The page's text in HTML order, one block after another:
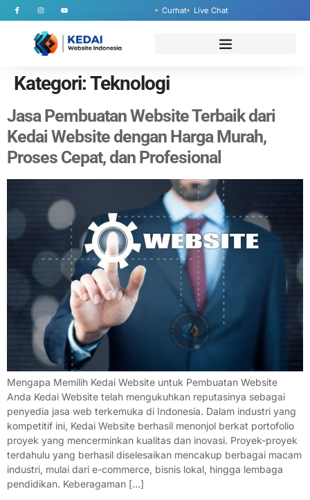
Curhat Live Chat
Kategori:Teknologi
Jasa Pembuatan Website Terbaik dari
Kedai Website dengan Harga Murah,
Proses Cepat, dan Profesional
Mengapa Memilih Kedai Website untuk Pembuatan Website
Anda Kedai Website telah mengukuhkan reputasinya sebagai
penyedia jasa web terkemuka di Indonesia. Dalam industri yang
kompetitif ini, Kedai Website berhasil menonjol berkat portofolio
proyek yang mencerminkan kualitas dan inovasi. Proyek-proyek
terdahulu yang berhasil diselesaikan mencakup berbagai macam
industri, mulai dari e-commerce, bisnis lokal, hingga lembaga
pendidikan. Keberagaman […]